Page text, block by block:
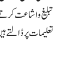
تبلیغ واشاعت
تعلیمات پر ڈالتے